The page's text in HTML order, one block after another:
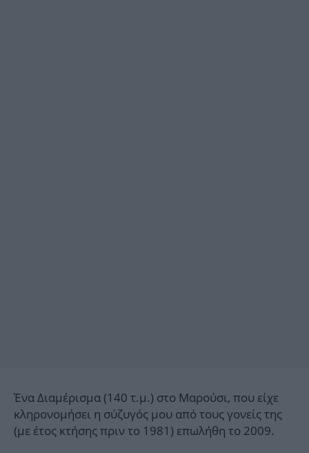
Ένα Διαμέρισμα (140 τ.μ.) στο Μαρούσι, που είχε
κληρονομήσει η σύζυγός μου από τους γονείς της
(με έτος κτήσης πριν το 1981) επωλήθη το 2009.